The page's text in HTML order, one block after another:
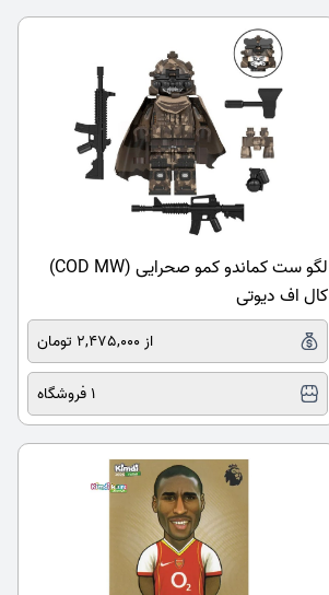
لگو ست کماندو کمو صحرایی (COD MW)
کال اف دیوتی
از 2,475,000 تومان
1 فروشگاه